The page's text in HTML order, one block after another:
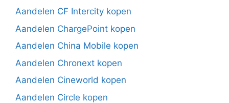
Aandelen CF Intercity kopen
Aandelen ChargePoint kopen
Aandelen China Mobile kopen
Aandelen Chronext kopen
Aandelen Cineworld kopen
Aandelen Circle kopen